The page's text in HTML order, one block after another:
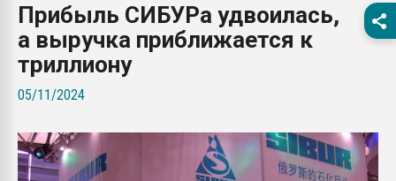
Материал поверхности
вакуумного
ПЕРЕЙТИ НА
Прибыль СИБУРа удвоилась,
а выручка приближается к
триллиону
05/11/2024